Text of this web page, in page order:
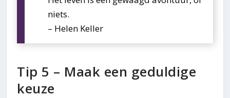
niets.
– Helen Keller
Tip 5 – Maak een geduldige
keuze